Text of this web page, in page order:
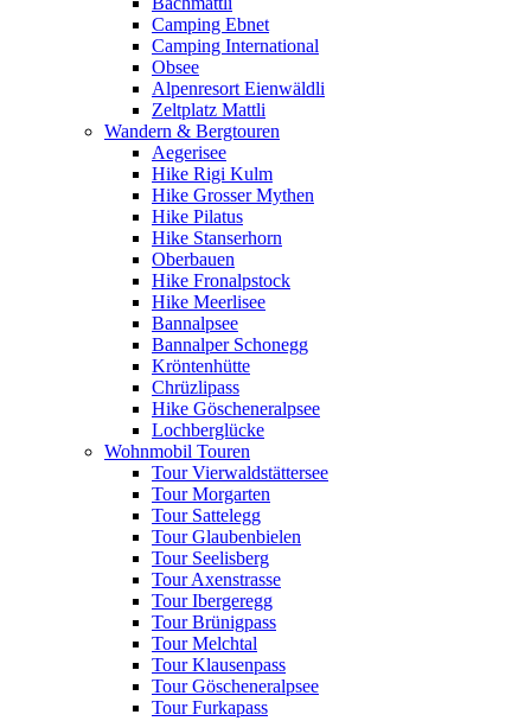
Camping Ebnet
Camping International
Obsee
Alpenresort Eienwäldli
Zeltplatz Mattli
Wandern & Bergtouren
Aegerisee
Hike Rigi Kulm
Hike Grosser Mythen
Hike Pilatus
Hike Stanserhorn
Oberbauen
Hike Fronalpstock
Hike Meerlisee
Bannalpsee
Bannalper Schonegg
Kröntenhütte
Chrüzlipass
Hike Göscheneralpsee
Lochberglücke
Wohnmobil Touren
Tour Vierwaldstättersee
Tour Morgarten
Tour Sattelegg
Tour Glaubenbielen
Tour Seelisberg
Tour Axenstrasse
Tour Ibergeregg
Tour Brünigpass
Tour Melchtal
Tour Klausenpass
Tour Göscheneralpsee
Tour Furkapass